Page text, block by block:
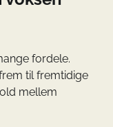
fordele.
til fremtidige
mellem